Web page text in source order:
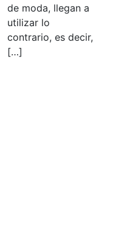
de moda, llegan a
utilizar lo
contrario, es decir,
[…]